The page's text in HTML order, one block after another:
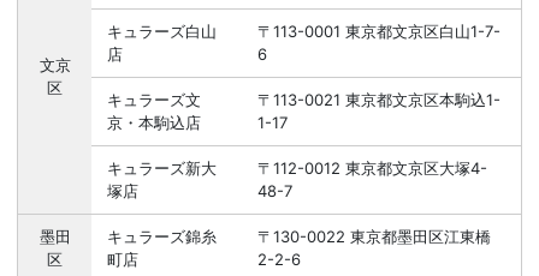
文京
区
キュラーズ白山
店
〒113-0001 東京都文京区白山1-7-
6
キュラーズ文
京・本駒込店
〒113-0021 東京都文京区本駒込1-
1-17
キュラーズ新大
塚店
〒112-0012 東京都文京区大塚4-
48-7
墨田
区
キュラーズ錦糸
町店
〒130-0022 東京都墨田区江東橋
2-2-6